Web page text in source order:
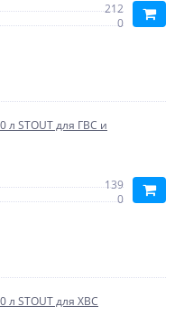
212
0
л STOUT для ГВС и
139
0
л STOUT для ХВС